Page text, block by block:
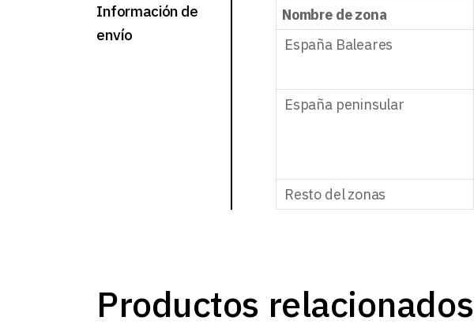
Información de
envío
Nombre de zona
España Baleares
España peninsular
Resto del zonas
Productos relacionados